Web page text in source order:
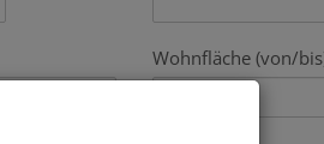
Wohnfläche (von/